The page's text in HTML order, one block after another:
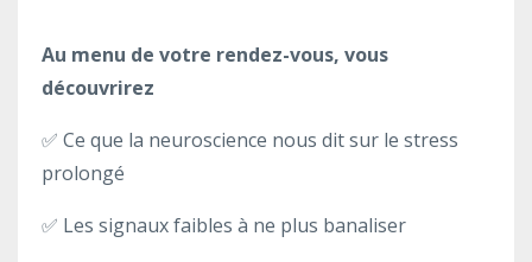
Au menu de votre rendez-vous, vous
découvrirez
✅ Ce que la neuroscience nous dit sur le stress
prolongé
✅ Les signaux faibles à ne plus banaliser